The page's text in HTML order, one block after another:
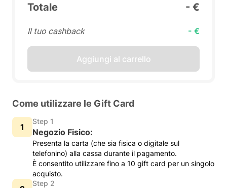
Totale - €
Il tuo cashback - €
Aggiungi al carrello
Come utilizzare le Gift Card
Step 1
Negozio Fisico:
Presenta la carta (che sia fisica o digitale sul
telefonino) alla cassa durante il pagamento.
È consentito utilizzare fino a 10 gift card per un singolo
acquisto.
Step 2